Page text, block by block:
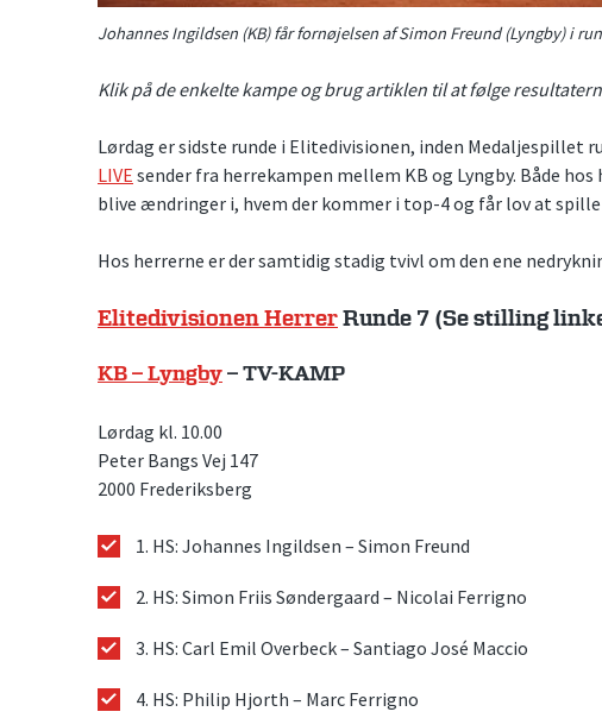
Johannes Ingildsen (KB) får fornøjelsen af Simon Freund (Lyngby) i
Klik på de enkelte kampe og brug artiklen til at følge
Lørdag er sidste runde i Elitedivisionen, inden Medaljespillet
LIVE sender fra herrekampen mellem KB og Lyngby. Både
blive ændringer i, hvem der kommer i top-4 og får lov at
Hos herrerne er der samtidig stadig tvivl om den ene
Elitedivisionen HerrerRunde 7 (Se stilling
KB – Lyngby– TV-KAMP
Lørdag kl. 10.00
Peter Bangs Vej 147
2000 Frederiksberg
1. HS: Johannes Ingildsen – Simon Freund
2. HS: Simon Friis Søndergaard – Nicolai Ferrigno
3. HS: Carl Emil Overbeck – Santiago José Maccio
4. HS: Philip Hjorth – Marc Ferrigno